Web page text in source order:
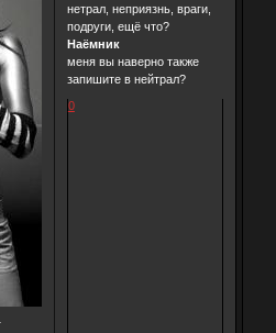
нетрал, неприязнь, враги,
подруги, ещё что?
Наёмник
меня вы наверно также
запишите в нейтрал?
0